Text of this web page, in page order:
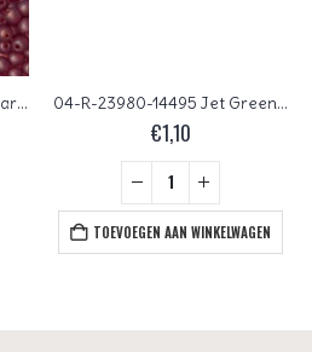
04-R-90100-84110 Matte Garnet round 4 mm. 100 Pc. 04-R-23980-14495 Jet Green Metallic Luster 120 Pc.
€1,10
TOEVOEGEN AAN WINKELWAGEN